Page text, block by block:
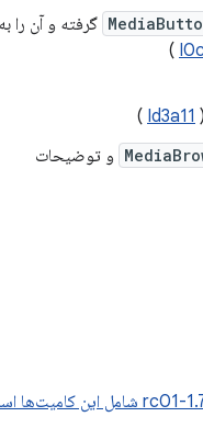
گرفته و آن را به
)
Id3a11
)
و توضیحات